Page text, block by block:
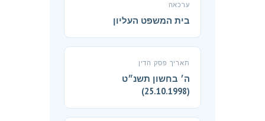
ערכאה
בית המשפט העליון
תאריך פסק הדין
ה׳ בחשון תשנ״ט
(25.10.1998)